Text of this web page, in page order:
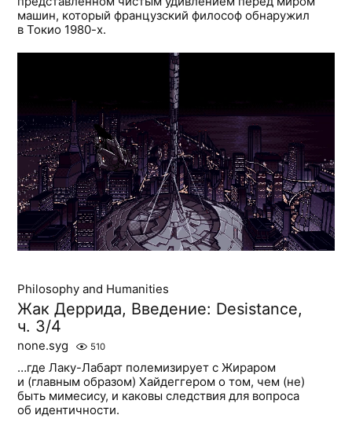
машин, который французский философ обнаружил
в Токио 1980-х.
Philosophy and Humanities
Жак Деррида, Введение: Desistance,
ч. 3/4
none.syg 510
…где Лаку-Лабарт полемизирует с Жираром
и (главным образом) Хайдеггером о том, чем (не)
быть мимесису, и каковы следствия для вопроса
об идентичности.